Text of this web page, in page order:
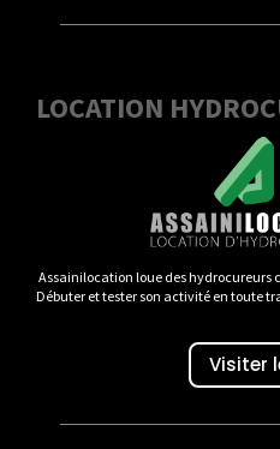
LOCATION
Assainilocation loue des hydrocureurs
Débuter et tester son activité en toute
Visiter